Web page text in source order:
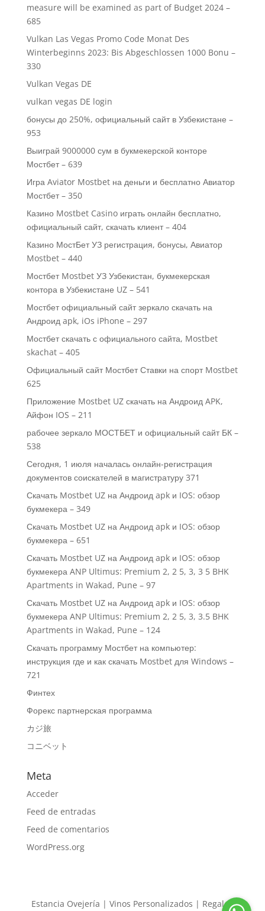
measure will be examined as part of Budget 2024 –
685
Vulkan Las Vegas Promo Code Monat Des
Winterbeginns 2023: Bis Abgeschlossen 1000 Bonu –
330
Vulkan Vegas DE
vulkan vegas DE login
бонусы до 250%, официальный сайт в Узбекистане –
953
Выиграй 9000000 сум в букмекерской конторе
Мостбет – 639
Игра Aviator Mostbet на деньги и бесплатно Авиатор
Мостбет – 350
Казино Mostbet Casino играть онлайн бесплатно,
официальный сайт, скачать клиент – 404
Казино МостБет УЗ регистрация, бонусы, Авиатор
Mostbet – 440
Мостбет Mostbet УЗ Узбекистан, букмекерская
контора в Узбекистане UZ – 541
Мостбет официальный сайт зеркало скачать на
Андроид apk, iOs iPhone – 297
Мостбет скачать с официального сайта, Mostbet
skachat – 405
Официальный сайт Мостбет Ставки на спорт Mostbet
625
Приложение Mostbet UZ скачать на Андроид APK,
Айфон IOS – 211
рабочее зеркало МОСТБЕТ и официальный сайт БК –
538
Сегодня, 1 июля началась онлайн-регистрация
документов соискателей в магистратуру 371
Скачать Mostbet UZ на Андроид apk и IOS: обзор
букмекера – 349
Скачать Mostbet UZ на Андроид apk и IOS: обзор
букмекера – 651
Скачать Mostbet UZ на Андроид apk и IOS: обзор
букмекера ANP Ultimus: Premium 2, 2 5, 3, 3 5 BHK
Apartments in Wakad, Pune – 97
Скачать Mostbet UZ на Андроид apk и IOS: обзор
букмекера ANP Ultimus: Premium 2, 2 5, 3, 3.5 BHK
Apartments in Wakad, Pune – 124
Скачать программу Мостбет на компьютер:
инструкция где и как скачать Mostbet для Windows –
721
Финтех
Форекс партнерская программа
カジ旅
コニベット
Meta
Acceder
Feed de entradas
Feed de comentarios
WordPress.org
Estancia Ovejería | Vinos Personalizados | Regalos